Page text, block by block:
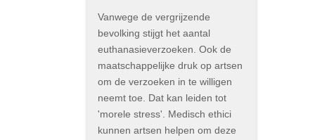
Vanwege de vergrijzende
bevolking stijgt het aantal
euthanasieverzoeken. Ook de
maatschappelijke druk op artsen
om de verzoeken in te willigen
neemt toe. Dat kan leiden tot
'morele stress'. Medisch ethici
kunnen artsen helpen om deze